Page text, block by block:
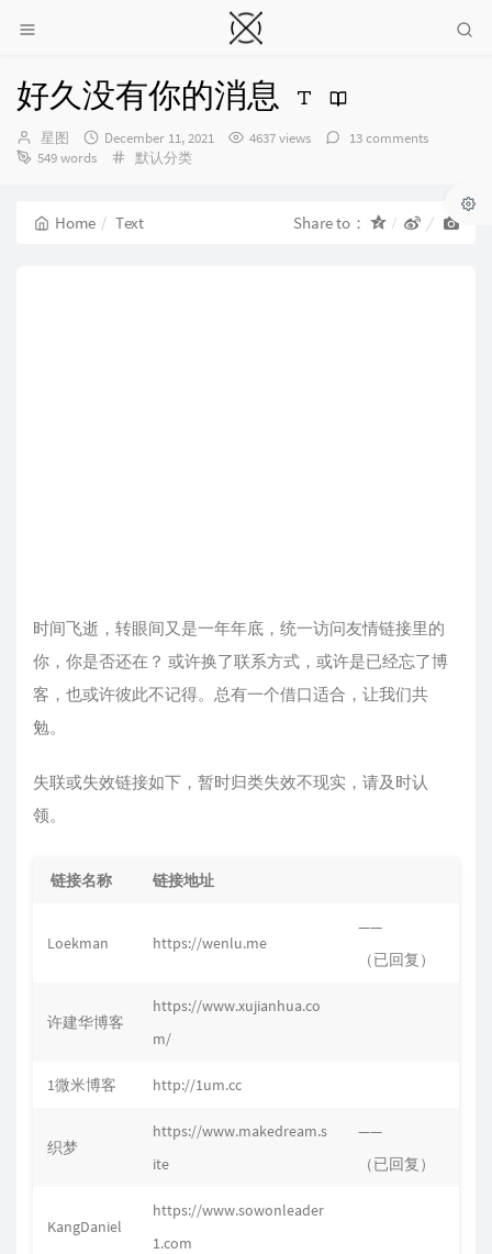
好久没有你的消息
Author：
星图
发
布
December 11, 2021 4637 views
13 comments
549 words
Categories：
默认分类
Home Text Share to：
时间飞逝，转眼间又是一年年底，统一访问友情链接里的
你，你是否还在？ 或许换了联系方式，或许是已经忘了博
客，也或许彼此不记得。总有一个借口适合，让我们共
勉。
失联或失效链接如下，暂时归类失效不现实，请及时认
领。
链接名称 链接地址
Loekman https://wenlu.me
——
（已回复）
许建华博客
https://www.xujianhua.co
m/
1微米博客 http://1um.cc
织梦
https://www.makedream.s
ite
——
（已回复）
KangDaniel
https://www.sowonleader
1.com